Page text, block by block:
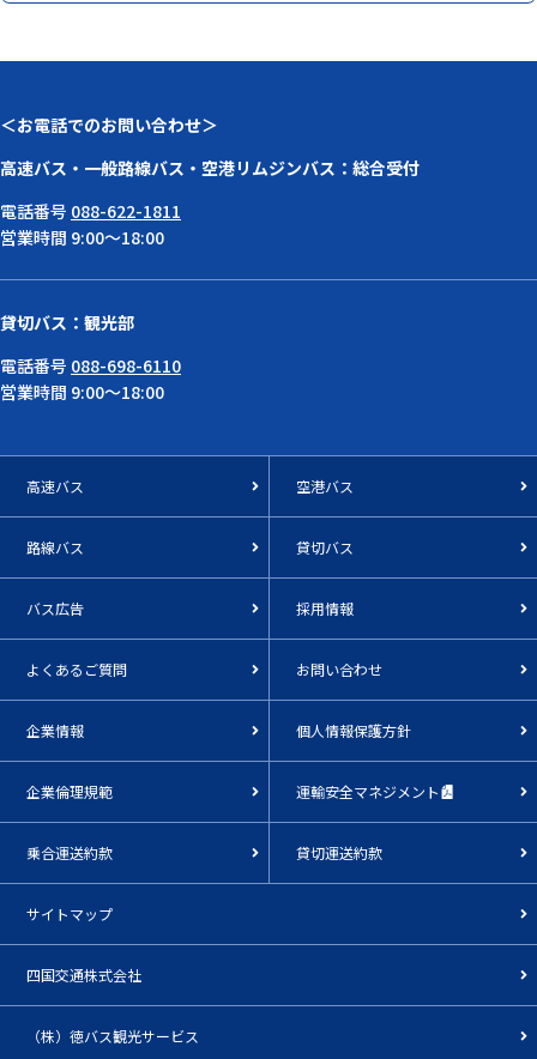
＜お電話でのお問い合わせ＞
高速バス・一般路線バス・空港リムジンバス：総合受付
電話番号 088-622-1811
営業時間 9:00～18:00
貸切バス：観光部
電話番号 088-698-6110
営業時間 9:00～18:00
高速バス 空港バス
路線バス 貸切バス
バス広告 採用情報
よくあるご質問 お問い合わせ
企業情報 個人情報保護方針
企業倫理規範 運輸安全マネジメント
乗合運送約款 貸切運送約款
サイトマップ
四国交通株式会社
（株）徳バス観光サービス